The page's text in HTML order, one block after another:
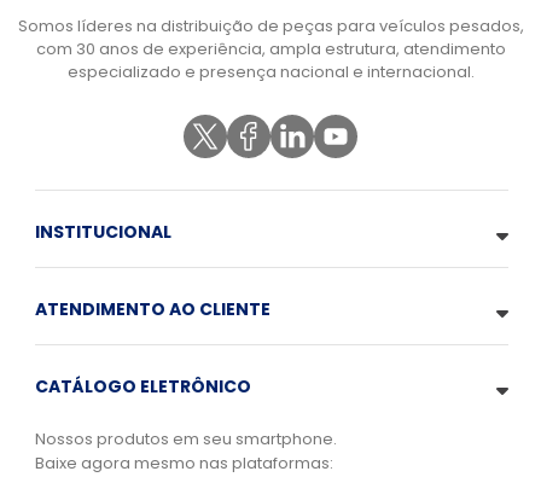
Somos líderes na distribuição de peças para veículos pesados,
com 30 anos de experiência, ampla estrutura, atendimento
especializado e presença nacional e internacional.
INSTITUCIONAL
ATENDIMENTO AO CLIENTE
CATÁLOGO ELETRÔNICO
Nossos produtos em seu smartphone.
Baixe agora mesmo nas plataformas: